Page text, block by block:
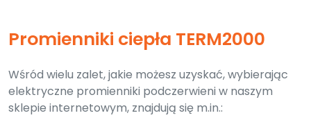
Promienniki ciepła TERM2000
Wśród wielu zalet, jakie możesz uzyskać, wybierając
elektryczne promienniki podczerwieni w naszym
sklepie internetowym, znajdują się m.in.: